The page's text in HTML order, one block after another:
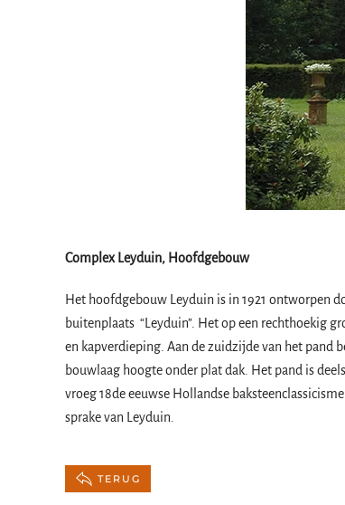
Complex Leyduin, Hoofdgebouw
Het hoofdgebouw Leyduin is in 1921 ontworpen
buitenplaats “Leyduin”. Het op een rechthoekig
en kapverdieping. Aan de zuidzijde van het pand
bouwlaag hoogte onder plat dak. Het pand is
vroeg 18de eeuwse Hollandse
sprake van Leyduin.
TERUG